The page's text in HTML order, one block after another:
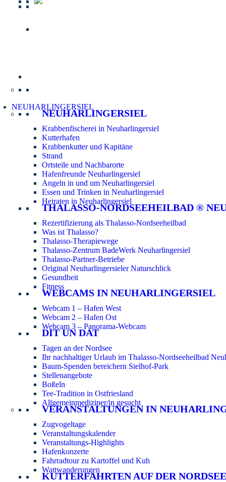
NEUHARLINGERSIEL
NEUHARLINGERSIEL
Krabbenfischerei in Neuharlingersiel
Kutterhafen
Krabbenkutter und Kapitäne
Strand
Ortsteile und Nachbarorte
Hafenfreunde Neuharlingersiel
Angeln in und um Neuharlingersiel
Essen und Trinken in Neuharlingersiel
Heiraten in Neuharlingersiel
THALASSO-NORDSEEHEILBAD ®
Rezertifizierung als Thalasso-Nordseeheilbad
Was ist Thalasso?
Thalasso-Therapiewege
Thalasso-Zentrum BadeWerk Neuharlingersiel
Thalasso-Partner-Betriebe
Original Neuharlingersieler Naturschlick
Gesundheit
Fitness
WEBCAMS IN NEUHARLINGERSIEL
Webcam 1 – Hafen West
Webcam 2 – Hafen Ost
Webcam 3 – Panorama-Webcam
DIT UN DAT
Tagen an der Nordsee
Ihr nachhaltiger Urlaub im Thalasso-Nordseeheilbad
Baum-Spenden bereichern Sielhof-Park
Stellenangebote
Boßeln
Tee-Tradition in Ostfriesland
Allgemeinmediziner/in gesucht
VERANSTALTUNGEN IN
Zugvogeltage
Veranstaltungskalender
Veranstaltungs-Highlights
Hafenkonzerte
Fahrradtour zu Kartoffel und Kuh
Wattwanderungen
KUTTERFAHRTEN AUF DER NORDSEE